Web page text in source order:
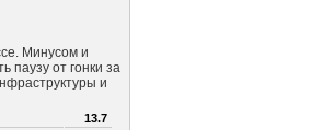
Минусом и
паузу от гонки за
и
13.7